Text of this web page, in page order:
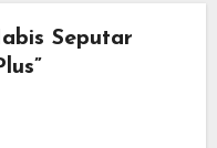
Seputar